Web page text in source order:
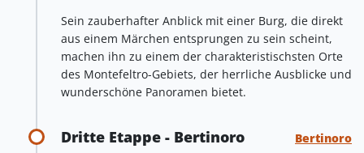
Sein zauberhafter Anblick mit einer Burg, die direkt
aus einem Märchen entsprungen zu sein scheint,
machen ihn zu einem der charakteristischsten Orte
des Montefeltro-Gebiets, der herrliche Ausblicke und
wunderschöne Panoramen bietet.
Dritte Etappe - Bertinoro Bertinoro